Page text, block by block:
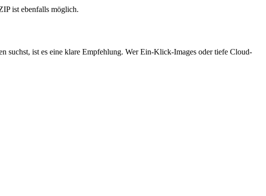
ist ebenfalls möglich.
suchst, ist es eine klare Empfehlung. Wer Ein-Klick-Images oder tiefe Cloud-